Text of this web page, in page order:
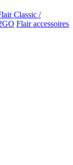
Classic /
Flair accessoires